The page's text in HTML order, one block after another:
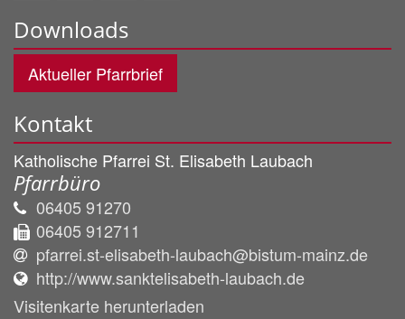
Downloads
Aktueller Pfarrbrief
Kontakt
Katholische Pfarrei St. Elisabeth Laubach
Pfarrbüro
06405 91270
06405 912711
pfarrei.st-elisabeth-laubach@bistum-mainz.de
http://www.sanktelisabeth-laubach.de
Visitenkarte herunterladen